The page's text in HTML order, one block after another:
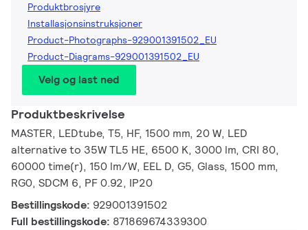
Produktbrosjyre
Installasjonsinstruksjoner
Product-Photographs-929001391502_EU
Product-Diagrams-929001391502_EU
Velg og last ned
Produktbeskrivelse
MASTER, LEDtube, T5, HF, 1500 mm, 20 W, LED
alternative to 35W TL5 HE, 6500 K, 3000 lm, CRI 80,
60000 time(r), 150 lm/W, EEL D, G5, Glass, 1500 mm,
RG0, SDCM 6, PF 0.92, IP20
Bestillingskode: 929001391502
Full bestillingskode: 871869674339300